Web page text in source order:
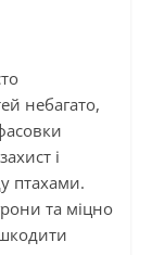
небагато,
і
птахами.
та міцно